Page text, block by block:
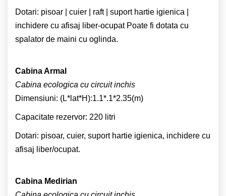
Dotari: pisoar | cuier | raft | suport hartie igienica |
inchidere cu afisaj liber-ocupat Poate fi dotata cu
spalator de maini cu oglinda.
Cabina Armal
Cabina ecologica cu circuit inchis
Dimensiuni: (L*lat*H):1.1*.1*2.35(m)
Capacitate rezervor: 220 litri
Dotari: pisoar, cuier, suport hartie igienica, inchidere cu
afisaj liber/ocupat.
Cabina Medirian